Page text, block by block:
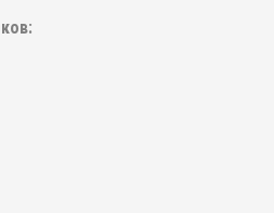
бросковый голубой